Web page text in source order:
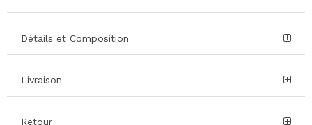
Détails et Composition
Livraison
Retour